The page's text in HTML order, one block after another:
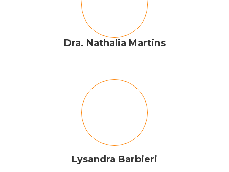
Dra. Nathalia Martins
Lysandra Barbieri